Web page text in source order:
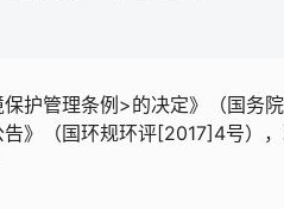
护管理条例>的决定》（国务
》（国环规环评[2017]4号）